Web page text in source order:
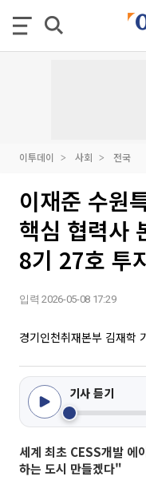
이투데이 사회 전국
이재준 수원
핵심 협력사
8기 27호 투
입력 2026-05-08 17:29
경기인천취재본부 김재학
기사 듣기
세계 최초 CESS개발
하는 도시 만들겠다"